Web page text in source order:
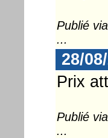
Publié
...
28/
Prix
Publié
...